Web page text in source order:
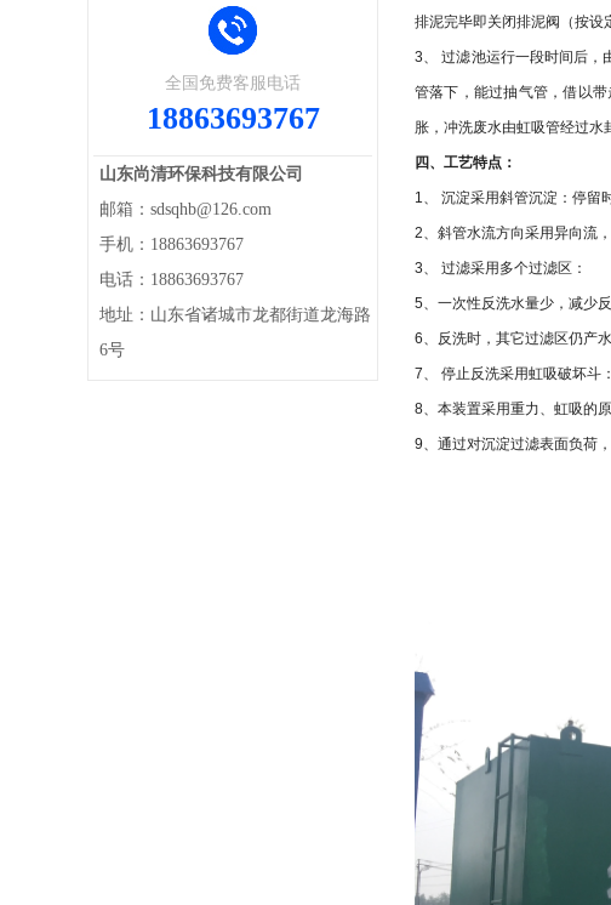
全国免费客服电话
18863693767
山东尚清环保科技有限公司
邮箱：sdsqhb@126.com
手机：18863693767
电话：18863693767
地址：山东省诸城市龙都街道龙海路
6号
排泥完毕即关闭排泥阀（按设
3、 过滤池运行一段时间后，
管落下，能过抽气管，借以
胀，冲洗废水由虹吸管经过水
四、工艺特点：
1、 沉淀采用斜管沉淀：停留
2、斜管水流方向采用异向流
3、 过滤采用多个过滤区：
5、一次性反洗水量少，减少
6、反洗时，其它过滤区仍产
7、 停止反洗采用虹吸破坏斗
8、本装置采用重力、虹吸的
9、通过对沉淀过滤表面负荷